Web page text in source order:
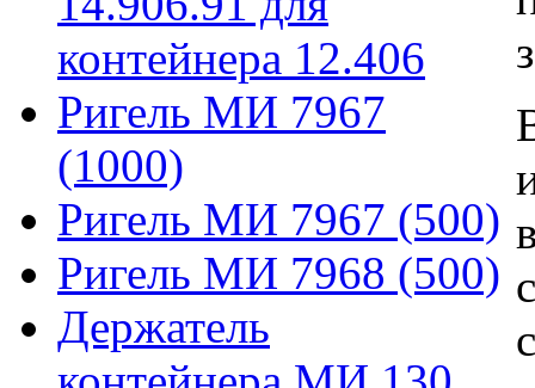
контейнера 12.406
Ригель МИ 7967
(1000)
Ригель МИ 7967 (500)
Ригель МИ 7968 (500)
Держатель